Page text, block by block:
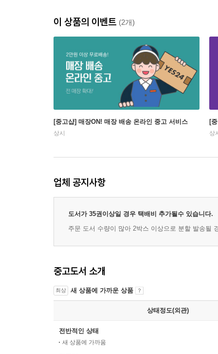
이 상품의 이벤트 (2개)
[중고샵] 매장ON! 매장 배송 온라인 중고 서비스
상시
[
상
업체 공지사항
도서가 35권이상일 경우 택배비 추가될수 있습니다.
주문 도서 수량이 많아 2박스 이상으로 분할 발송될
중고도서 소개
최상 새 상품에 가까운 상품
상태정도(외관)
전반적인 상태
새 상품에 가까움